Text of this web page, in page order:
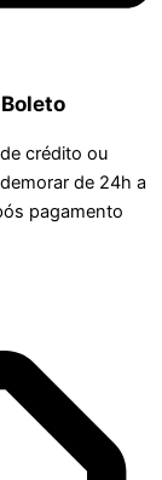
crédito ou
de 24h a
pagamento